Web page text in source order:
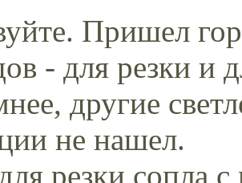
Пришел
- для резки и
другие
не нашел.
резки сопла